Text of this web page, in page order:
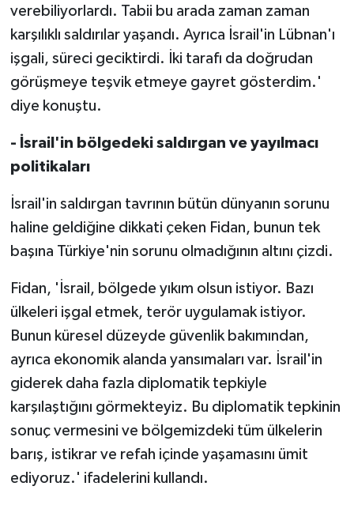
verebiliyorlardı. Tabii bu arada zaman zaman
karşılıklı saldırılar yaşandı. Ayrıca İsrail'in Lübnan'ı
işgali, süreci geciktirdi. İki tarafı da doğrudan
görüşmeye teşvik etmeye gayret gösterdim.'
diye konuştu.
- İsrail'in bölgedeki saldırgan ve yayılmacı
politikaları
İsrail'in saldırgan tavrının bütün dünyanın sorunu
haline geldiğine dikkati çeken Fidan, bunun tek
başına Türkiye'nin sorunu olmadığının altını çizdi.
Fidan, 'İsrail, bölgede yıkım olsun istiyor. Bazı
ülkeleri işgal etmek, terör uygulamak istiyor.
Bunun küresel düzeyde güvenlik bakımından,
ayrıca ekonomik alanda yansımaları var. İsrail'in
giderek daha fazla diplomatik tepkiyle
karşılaştığını görmekteyiz. Bu diplomatik tepkinin
sonuç vermesini ve bölgemizdeki tüm ülkelerin
barış, istikrar ve refah içinde yaşamasını ümit
ediyoruz.' ifadelerini kullandı.